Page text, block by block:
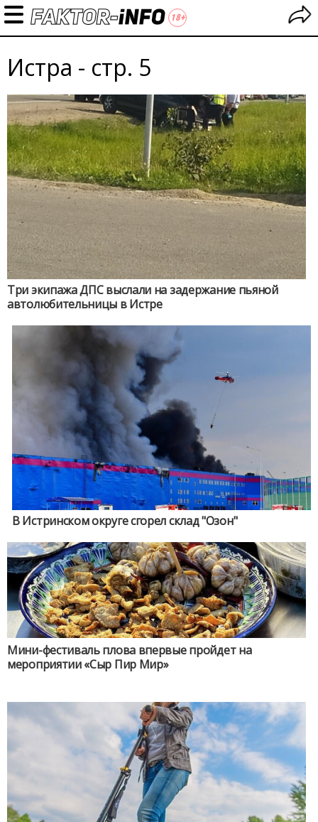
Истра - стр. 5
Три экипажа ДПС выслали на задержание пьяной
автолюбительницы в Истре
В Истринском округе сгорел склад "Озон"
Мини-фестиваль плова впервые пройдет на
мероприятии «Сыр Пир Мир»